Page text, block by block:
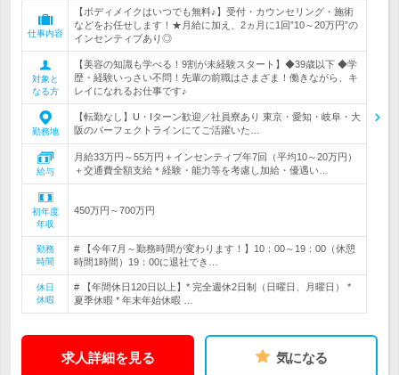
仕事内容
【ボディメイクはいつでも無料♪】受付・カウンセリング・施術
などをお任せします！★月給に加え、2ヵ月に1回”10～20万円”の
インセンティブあり◎
対象と
なる方
【美容の知識も学べる！9割が未経験スタート】◆39歳以下 ◆学
歴・経験いっさい不問！先輩の前職はさまざま！働きながら、キ
レイになれるお仕事です♪
勤務地
【転勤なし】U・Iターン歓迎／社員寮あり 東京・愛知・岐阜・大
阪のパーフェクトラインにてご活躍いた…
給与
月給33万円～55万円＋インセンティブ年7回（平均10～20万円）
＋交通費全額支給＊経験・能力等を考慮し加給・優遇い…
初年度
年収
450万円～700万円
勤務
時間
# 【今年7月～勤務時間が変わります！】10：00～19：00（休憩
時間1時間）19：00に退社でき…
休日
休暇
# 【年間休日120日以上】* 完全週休2日制（日曜日、月曜日） *
夏季休暇 * 年末年始休暇 …
求人詳細を見る 気になる